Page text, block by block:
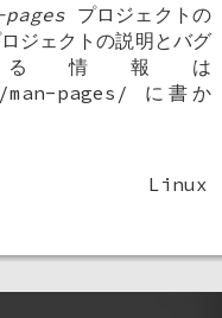
pages プロジェクトの
ジェクトの説明とバグ
情報は
pages/ に書か
Linux